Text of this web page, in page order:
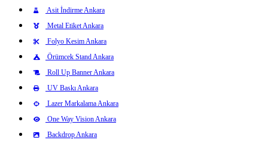
Asit İndirme Ankara
Metal Etiket Ankara
Folyo Kesim Ankara
Örümcek Stand Ankara
Roll Up Banner Ankara
UV Baskı Ankara
Lazer Markalama Ankara
One Way Vision Ankara
Backdrop Ankara